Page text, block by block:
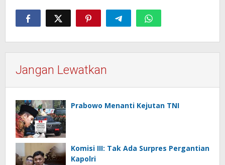
Jangan Lewatkan
Prabowo Menanti Kejutan TNI
Komisi III: Tak Ada Surpres Pergantian
Kapolri